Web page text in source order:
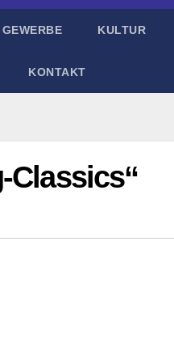
GEWERBE KULTUR
KONTAKT
Classics“